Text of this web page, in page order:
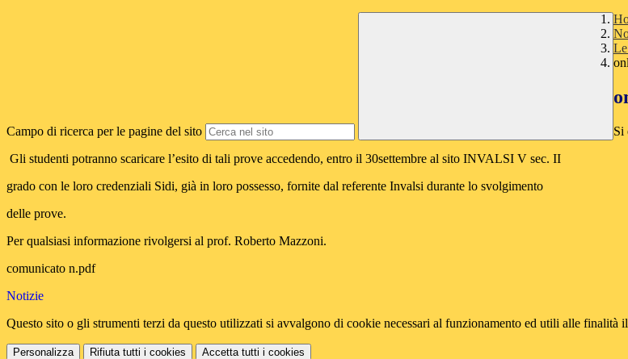
Campo di ricerca per le pagine del sito
Si
Gli studenti potranno scaricare l’esito di tali prove accedendo, entro il 30settembre al sito INVALSI V sec. II
grado con le loro credenziali Sidi, già in loro possesso, fornite dal referente Invalsi durante lo svolgimento
delle prove.
Per qualsiasi informazione rivolgersi al prof. Roberto Mazzoni.
comunicato n.pdf
Notizie
Questo sito o gli strumenti terzi da questo utilizzati si avvalgono di cookie necessari al funzionamento ed utili alle finalità
Personalizza Rifiuta tutti i cookies Accetta tutti i cookies